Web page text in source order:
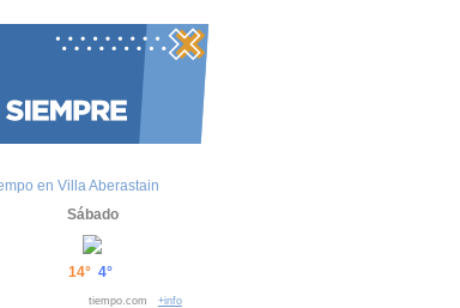
en Villa Aberastain
Sábado
14° 4°
tiempo.com +info